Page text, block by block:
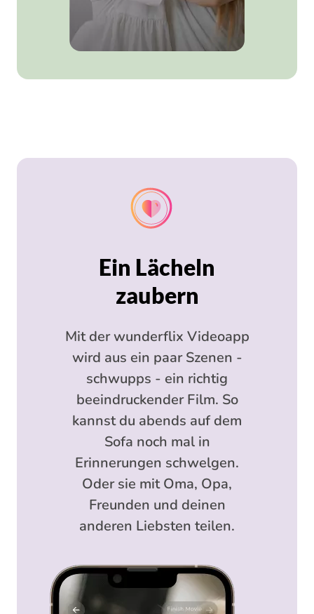
Ein Lächeln
zaubern
Mit der wunderflix Videoapp
wird aus ein paar Szenen -
schwupps - ein richtig
beeindruckender Film. So
kannst du abends auf dem
Sofa noch mal in
Erinnerungen schwelgen.
Oder sie mit Oma, Opa,
Freunden und deinen
anderen Liebsten teilen.